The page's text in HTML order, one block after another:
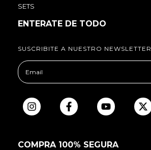
SETS
ENTERATE DE TODO
SUSCRIBITE A NUESTRO NEWSLETTER
COMPRA 100% SEGURA